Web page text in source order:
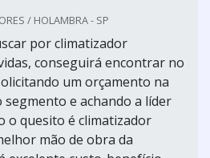
/ HOLAMBRA - SP
por climatizador
conseguirá encontrar no
um orçamento na
segmento e achando a líder
o quesito é climatizador
mão de obra da